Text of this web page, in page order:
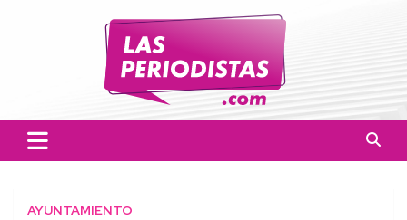
Las Periodistas
informado a la población.
AYUNTAMIENTO